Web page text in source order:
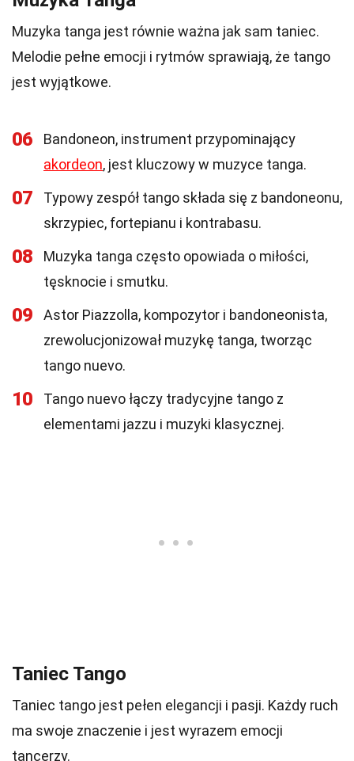
Muzyka tanga jest równie ważna jak sam taniec.
Melodie pełne emocji i rytmów sprawiają, że tango
jest wyjątkowe.
06
Bandoneon, instrument przypominający
akordeon, jest kluczowy w muzyce tanga.
07
Typowy zespół tango składa się z bandoneonu,
skrzypiec, fortepianu i kontrabasu.
08
Muzyka tanga często opowiada o miłości,
tęsknocie i smutku.
09
Astor Piazzolla, kompozytor i bandoneonista,
zrewolucjonizował muzykę tanga, tworząc
tango nuevo.
10
Tango nuevo łączy tradycyjne tango z
elementami jazzu i muzyki klasycznej.
Taniec Tango
Taniec tango jest pełen elegancji i pasji. Każdy ruch
ma swoje znaczenie i jest wyrazem emocji
tancerzy.